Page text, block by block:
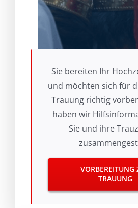
Sie bereiten Ihr
und möchten sich für
Trauung richtig
haben wir
Sie und ihre
VORBEREITUNG
TRAUUNG